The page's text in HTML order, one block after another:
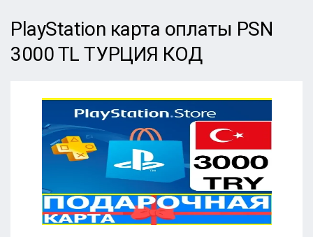
PlayStation карта оплаты PSN
3000 TL ТУРЦИЯ КОД